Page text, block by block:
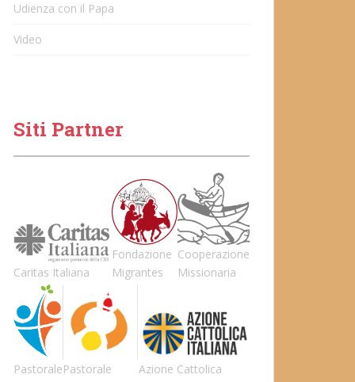
Udienza con il Papa
Video
Siti Partner
Caritas Italiana
Fondazione
Migrantes
Cooperazione
Missionaria
PastoralePastorale
Azione Cattolica